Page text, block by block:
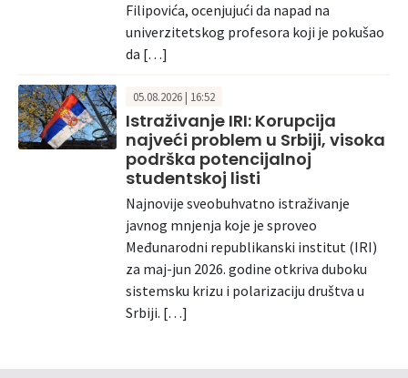
Filipovića, ocenjujući da napad na
univerzitetskog profesora koji je pokušao
da […]
05.08.2026 | 16:52
Istraživanje IRI: Korupcija
najveći problem u Srbiji, visoka
podrška potencijalnoj
studentskoj listi
Najnovije sveobuhvatno istraživanje
javnog mnjenja koje je sproveo
Međunarodni republikanski institut (IRI)
za maj-jun 2026. godine otkriva duboku
sistemsku krizu i polarizaciju društva u
Srbiji. […]